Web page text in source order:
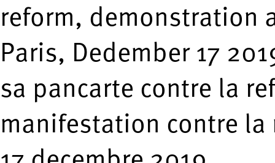
reform, demonstration
Paris, Dedember 17
sa pancarte contre la
manifestation contre la